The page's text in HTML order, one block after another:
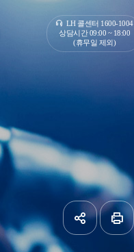
LH 콜센터 1600-1004
상담시간 09:00 ~ 18:00
(휴무일 제외)